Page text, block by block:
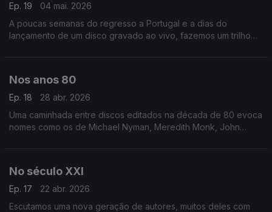
Ep. 19
04 mai. 2026
A poucas semanas do regresso a Portugal e a dias do
lançamento de um disco gravado ao vivo, fazemos um trilho
Nos anos 80
Ep. 18
28 abr. 2026
Uma caminhada entre discos editados na década de 80 evoca
nomes como os de Michael Nyman, Meredith Monk, John
No século XXI
Ep. 17
22 abr. 2026
Escutamos uma nova geração de autores, muitos deles com